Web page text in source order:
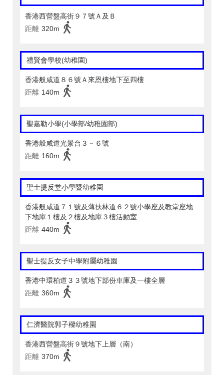
香港西營盤高街９７號Ａ及Ｂ
距離 320m
禮賢會學校(幼稚園)
香港般咸道８６號Ａ來恩樓地下至四樓
距離 140m
聖嘉勒小學(小學部/幼稚園部)
香港般咸道光景台３－６號
距離 160m
聖士提反堂小學暨幼稚園
香港般咸道７１號及薄扶林道６２號小學座及教堂座地
下地庫１樓及２樓及地庫３樓活動室
距離 440m
聖士提反女子中學附屬幼稚園
香港中環柏道３３號地下部份車庫及一樓全層
距離 360m
仁濟醫院郭子樑幼稚園
香港西營盤高街９號地下上層（南）
距離 370m